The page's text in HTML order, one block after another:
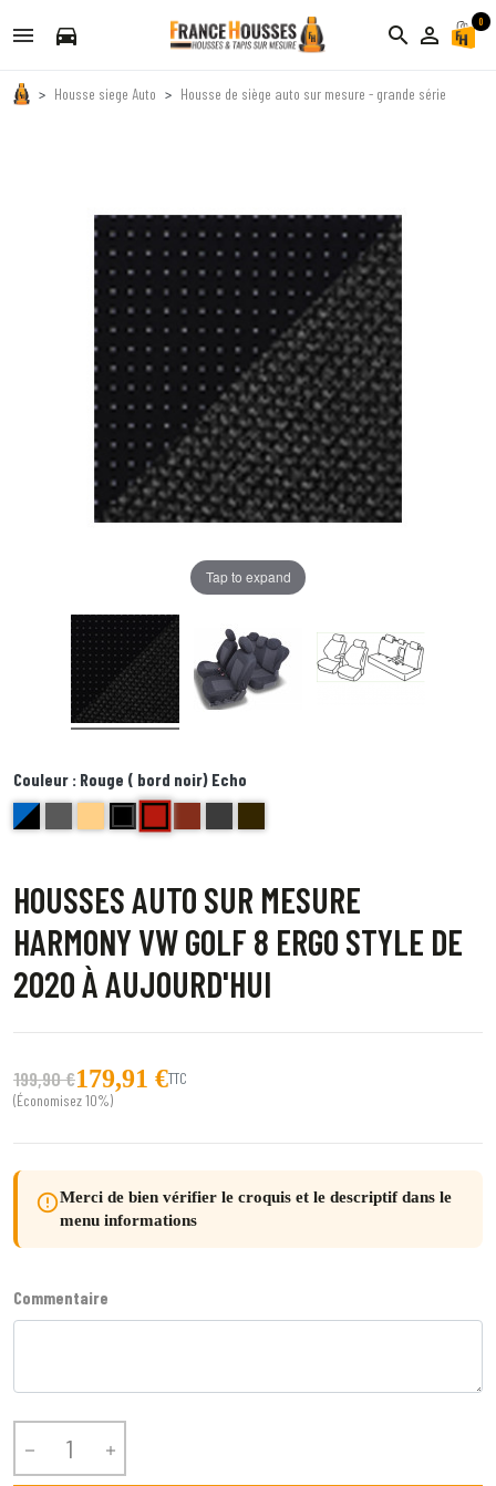
directions_car search person_outline
0
Housse siege Auto Housse de siège auto sur mesure - grande série
Tap to expand
Couleur : Rouge ( bord noir) Echo
bleu et noir Delta
anthracite golf
beige bravo
noir centre gris bord noir foxtrot
Rouge ( bord noir) Echo
HOUSSES AUTO SUR MESURE
HARMONY VW GOLF 8 ERGO STYLE DE
2020 À AUJOURD'HUI
199,90 €179,91 €TTC
(Économisez 10%)
error_outlineMerci de bien vérifier le croquis et le descriptif dans le
menu informations
Commentaire
 